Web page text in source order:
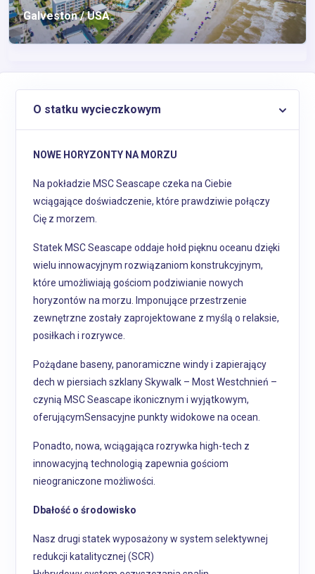
Galveston / USA
O statku wycieczkowym
NOWE HORYZONTY NA MORZU
Na pokładzie MSC Seascape czeka na Ciebie
wciągające doświadczenie, które prawdziwie połączy
Cię z morzem.
Statek MSC Seascape oddaje hołd pięknu oceanu dzięki
wielu innowacyjnym rozwiązaniom konstrukcyjnym,
które umożliwiają gościom podziwianie nowych
horyzontów na morzu. Imponujące przestrzenie
zewnętrzne zostały zaprojektowane z myślą o relaksie,
posiłkach i rozrywce.
Pożądane baseny, panoramiczne windy i zapierający
dech w piersiach szklany Skywalk – Most Westchnień –
czynią MSC Seascape ikonicznym i wyjątkowym,
oferującymSensacyjne punkty widokowe na ocean.
Ponadto, nowa, wciągająca rozrywka high-tech z
innowacyjną technologią zapewnia gościom
nieograniczone możliwości.
Dbałość o środowisko
Nasz drugi statek wyposażony w system selektywnej
redukcji katalitycznej (SCR)